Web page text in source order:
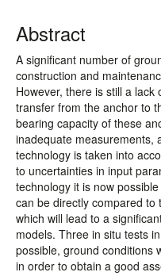
Abstract
A significant number of
construction and
However, there is still a
transfer from the anchor to
bearing capacity of these
inadequate measurements,
technology is taken into
to uncertainties in input
technology it is now
can be directly compared to
which will lead to a
models. Three in situ tests
possible, ground conditions
in order to obtain a good